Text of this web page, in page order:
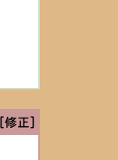
[修正]